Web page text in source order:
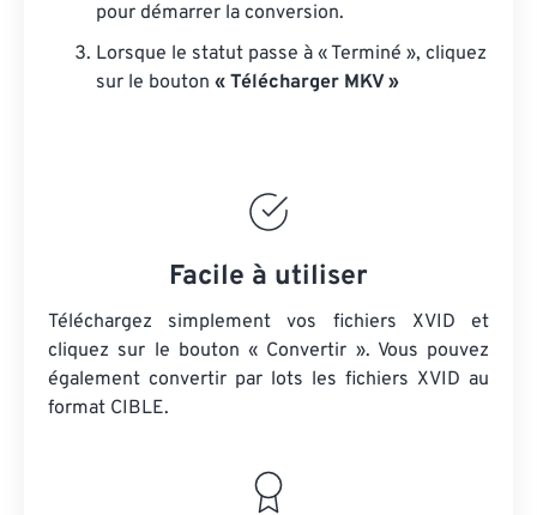
pour démarrer la conversion.
Lorsque le statut passe à « Terminé », cliquez
sur le bouton « Télécharger MKV »
Facile à utiliser
Téléchargez simplement vos fichiers XVID et
cliquez sur le bouton « Convertir ». Vous pouvez
également convertir par lots les fichiers XVID au
format CIBLE.